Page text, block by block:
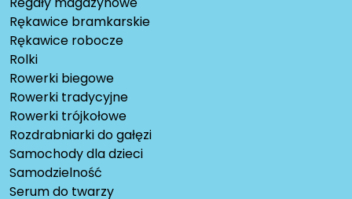
Rękawice bramkarskie
Rękawice robocze
Rolki
Rowerki biegowe
Rowerki tradycyjne
Rowerki trójkołowe
Rozdrabniarki do gałęzi
Samochody dla dzieci
Samodzielność
Serum do twarzy